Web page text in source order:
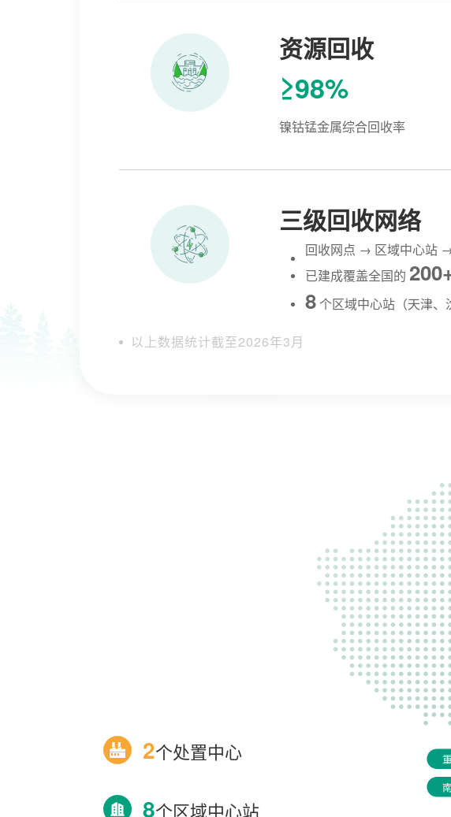
资源回收
≥98%
镍钴锰金属综合回收率
三级回收网络
回收网点 → 区域中心站
已建成覆盖全国的
8个区域中心站（天津、
以上数据统计截至2026年3月
2个处置中心
8个区域中心站